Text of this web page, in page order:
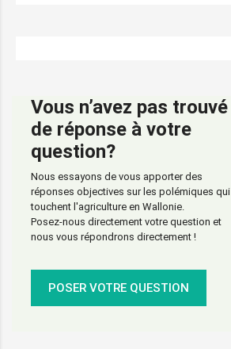
Vous n’avez pas trouvé
de réponse à votre
question?
Nous essayons de vous apporter des
réponses objectives sur les polémiques qui
touchent l'agriculture en Wallonie.
Posez-nous directement votre question et
nous vous répondrons directement !
POSER VOTRE QUESTION